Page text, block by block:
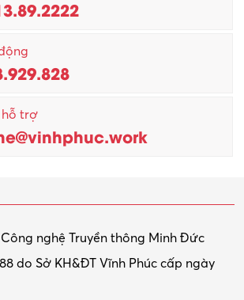
(PG)
đốc
– QC
hỗ trợ
nghệ Truyền thông Minh Đức
do Sở KH&ĐT Vĩnh Phúc cấp ngày